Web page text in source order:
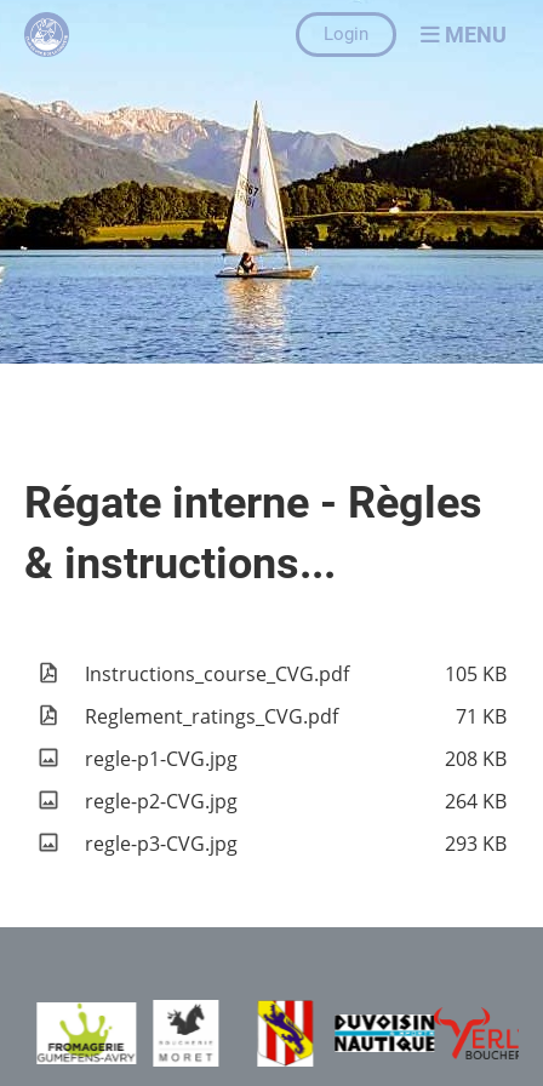
Login MENU
Régate interne - Règles
& instructions...
Instructions_course_CVG.pdf
105 KB
Reglement_ratings_CVG.pdf
71 KB
regle-p1-CVG.jpg
208 KB
regle-p2-CVG.jpg
264 KB
regle-p3-CVG.jpg
293 KB